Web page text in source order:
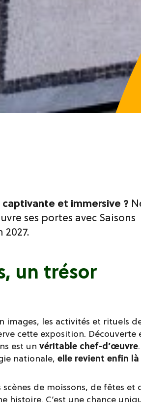
et immersive ?
ses portes avec Saisons
un trésor
images, les activités et rituels
cette exposition. Découverte
est unvéritable chef-d’œuvre
nationale,elle revient enfin
scènes de moissons, de fêtes et
histoire. C’est une chance